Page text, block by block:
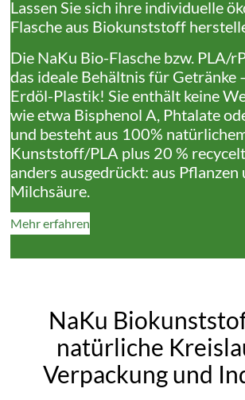
Lassen Sie sich ihre individuelle
Flasche aus Biokunststoff
Die NaKu Bio-Flasche bzw. PLA/
das ideale Behältnis für Getränke
Erdöl-Plastik! Sie enthält keine
wie etwa Bisphenol A, Phtalate
und besteht aus 100%
Kunststoff/PLA plus 20 %
anders ausgedrückt: aus Pflanzen
Milchsäure.
Mehr erfahren
NaKu
natürliche
Verpackung und